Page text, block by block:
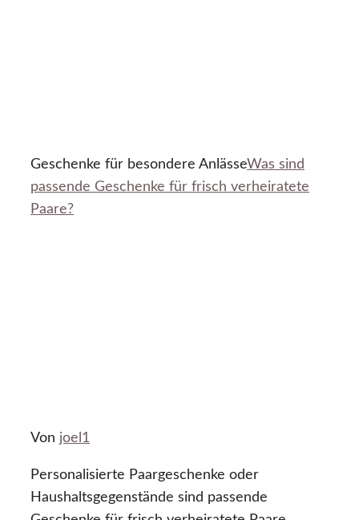
Geschenke für besondere AnlässeWas sind
passende Geschenke für frisch verheiratete
Paare?
Von joel1
Personalisierte Paargeschenke oder
Haushaltsgegenstände sind passende